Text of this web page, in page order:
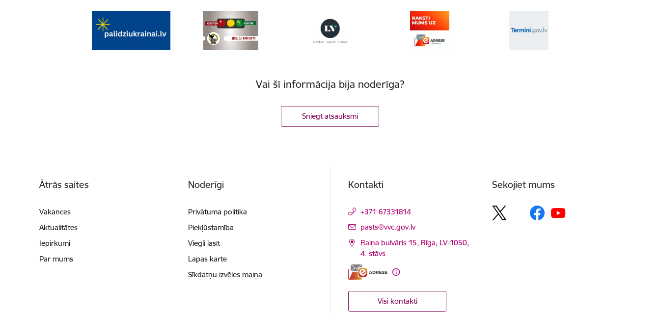
Vai šī informācija bija noderīga?
Sniegt atsauksmi
Ātrās saites
Vakances
Aktualitātes
Iepirkumi
Par mums
Noderīgi
Privātuma politika
Piekļūstamība
Viegli lasīt
Lapas karte
Sīkdatņu izvēles maiņa
Kontakti
+371 67331814
E-pasts:
pasts@vvc.gov.lv
Raiņa bulvāris 15, Rīga, LV-1050,
4. stāvs
Visi kontakti
Sekojiet mums